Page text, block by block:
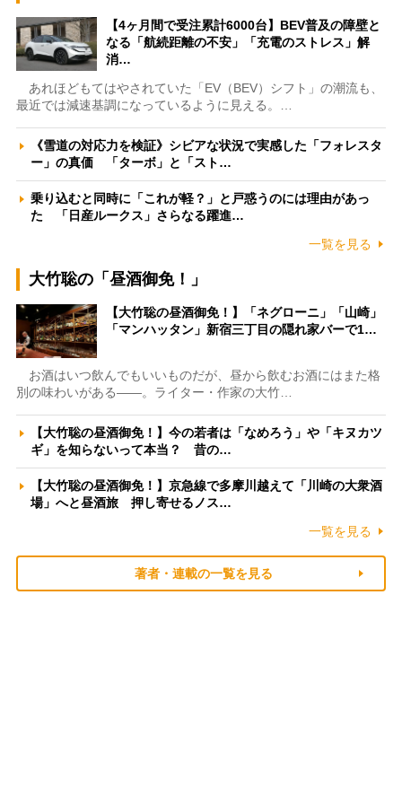
【4ヶ月間で受注累計6000台】BEV普及の障壁と
なる「航続距離の不安」「充電のストレス」解
消…
あれほどもてはやされていた「EV（BEV）シフト」の潮流も、
最近では減速基調になっているように見える。…
《雪道の対応力を検証》シビアな状況で実感した「フォレスタ
ー」の真価 「ターボ」と「スト…
乗り込むと同時に「これが軽？」と戸惑うのには理由があっ
た 「日産ルークス」さらなる躍進…
一覧を見る
大竹聡の「昼酒御免！」
【大竹聡の昼酒御免！】「ネグローニ」「山崎」
「マンハッタン」新宿三丁目の隠れ家バーで1…
お酒はいつ飲んでもいいものだが、昼から飲むお酒にはまた格
別の味わいがある――。ライター・作家の大竹…
【大竹聡の昼酒御免！】今の若者は「なめろう」や「キヌカツ
ギ」を知らないって本当？ 昔の…
【大竹聡の昼酒御免！】京急線で多摩川越えて「川崎の大衆酒
場」へと昼酒旅 押し寄せるノス…
一覧を見る
著者・連載の一覧を見る